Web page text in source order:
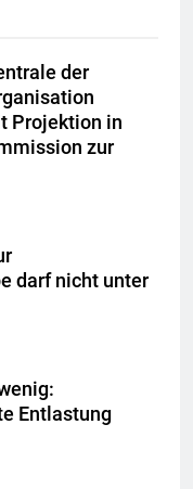
der
Projektion in
zur
darf nicht unter
Entlastung